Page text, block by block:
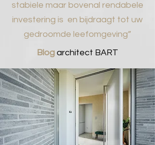
stabiele maar bovenal rendabele
investering is en bijdraagt tot uw
gedroomde leefomgeving”
Blog architect BART